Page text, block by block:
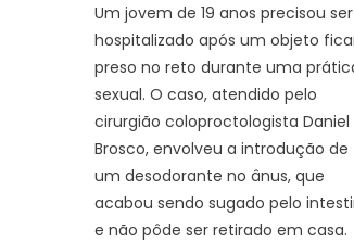
Um jovem de 19 anos precisou ser
hospitalizado após um objeto
preso no reto durante uma
sexual. O caso, atendido pelo
cirurgião coloproctologista Daniel
Brosco, envolveu a introdução de
um desodorante no ânus, que
acabou sendo sugado pelo
e não pôde ser retirado em casa.